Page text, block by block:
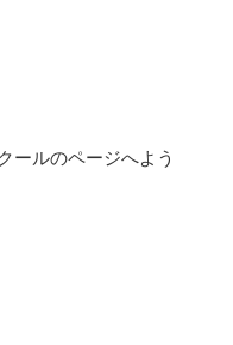
ールのページへよう